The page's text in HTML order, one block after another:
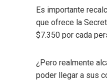
Es importante
que ofrece la
$7.350 por cada
¿Pero realmente
poder llegar a sus